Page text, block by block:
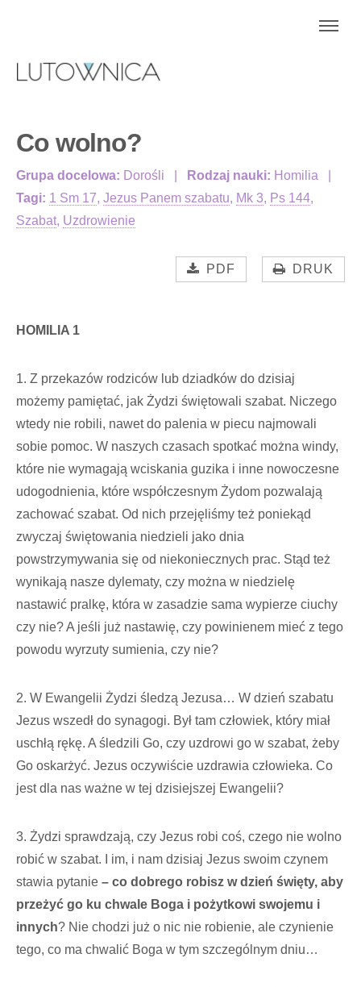
Co wolno?
Grupa docelowa: Dorośli Rodzaj nauki: Homilia
Tagi: 1 Sm 17, Jezus Panem szabatu, Mk 3, Ps 144,
Szabat, Uzdrowienie
PDF DRUK
HOMILIA 1
1. Z przekazów rodziców lub dziadków do dzisiaj
możemy pamiętać, jak Żydzi świętowali szabat. Niczego
wtedy nie robili, nawet do palenia w piecu najmowali
sobie pomoc. W naszych czasach spotkać można windy,
które nie wymagają wciskania guzika i inne nowoczesne
udogodnienia, które współczesnym Żydom pozwalają
zachować szabat. Od nich przejęliśmy też poniekąd
zwyczaj świętowania niedzieli jako dnia
powstrzymywania się od niekoniecznych prac. Stąd też
wynikają nasze dylematy, czy można w niedzielę
nastawić pralkę, która w zasadzie sama wypierze ciuchy
czy nie? A jeśli już nastawię, czy powinienem mieć z tego
powodu wyrzuty sumienia, czy nie?
2. W Ewangelii Żydzi śledzą Jezusa… W dzień szabatu
Jezus wszedł do synagogi. Był tam człowiek, który miał
uschłą rękę. A śledzili Go, czy uzdrowi go w szabat, żeby
Go oskarżyć. Jezus oczywiście uzdrawia człowieka. Co
jest dla nas ważne w tej dzisiejszej Ewangelii?
3. Żydzi sprawdzają, czy Jezus robi coś, czego nie wolno
robić w szabat. I im, i nam dzisiaj Jezus swoim czynem
stawia pytanie – co dobrego robisz w dzień święty, aby
przeżyć go ku chwale Boga i pożytkowi swojemu i
innych? Nie chodzi już o nic nie robienie, ale czynienie
tego, co ma chwalić Boga w tym szczególnym dniu…